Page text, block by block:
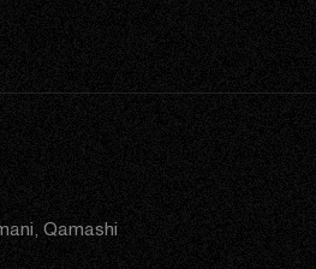
Qamashi